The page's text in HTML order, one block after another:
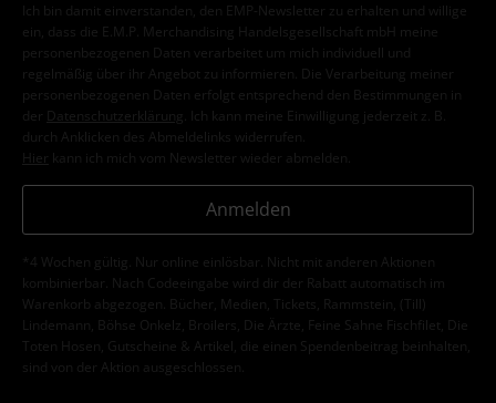
Ich bin damit einverstanden, den EMP-Newsletter zu erhalten und willige
ein, dass die E.M.P. Merchandising Handelsgesellschaft mbH meine
personenbezogenen Daten verarbeitet um mich individuell und
regelmäßig über ihr Angebot zu informieren. Die Verarbeitung meiner
personenbezogenen Daten erfolgt entsprechend den Bestimmungen in
der
Datenschutzerklärung
. Ich kann meine Einwilligung jederzeit z. B.
durch Anklicken des Abmeldelinks widerrufen.
Hier kann ich mich vom Newsletter wieder abmelden.
Anmelden
*4 Wochen gültig. Nur online einlösbar. Nicht mit anderen Aktionen
kombinierbar. Nach Codeeingabe wird dir der Rabatt automatisch im
Warenkorb abgezogen. Bücher, Medien, Tickets, Rammstein, (Till)
Lindemann, Böhse Onkelz, Broilers, Die Ärzte, Feine Sahne Fischfilet, Die
Toten Hosen, Gutscheine & Artikel, die einen Spendenbeitrag beinhalten,
sind von der Aktion ausgeschlossen.